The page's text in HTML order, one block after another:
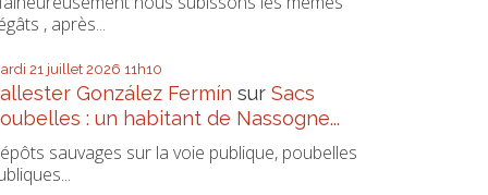
, après...
21 juillet 2026 11h10
González Fermín surSacs
: un habitant de Nassogne...
sauvages sur la voie publique, poubelles